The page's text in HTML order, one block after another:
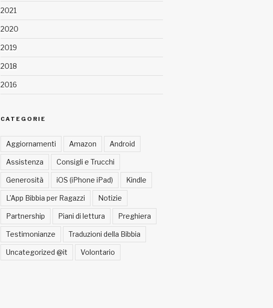
2021
2020
2019
2018
2016
CATEGORIE
Aggiornamenti Amazon Android
Assistenza Consigli e Trucchi
Generosità iOS (iPhone iPad) Kindle
L'App Bibbia per Ragazzi Notizie
Partnership Piani di lettura Preghiera
Testimonianze Traduzioni della Bibbia
Uncategorized @it Volontario